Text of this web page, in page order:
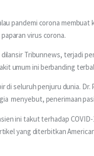
pandemi corona
virus corona.
dilansir Tribunnews, terjadi
umum ini berbanding
di seluruh penjuru dunia. Dr.
menyebut, penerimaan
ini takut terhadap
yang diterbitkan